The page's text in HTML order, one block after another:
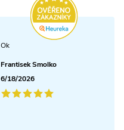
Ok
Frantisek Smolko
6/18/2026